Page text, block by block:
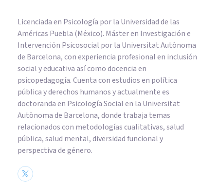
Licenciada en Psicología por la Universidad de las
Américas Puebla (México). Máster en Investigación e
Intervención Psicosocial por la Universitat Autònoma
de Barcelona, con experiencia profesional en inclusión
social y educativa así como docencia en
psicopedagogía. Cuenta con estudios en política
pública y derechos humanos y actualmente es
doctoranda en Psicología Social en la Universitat
Autònoma de Barcelona, donde trabaja temas
relacionados con metodologías cualitativas, salud
pública, salud mental, diversidad funcional y
perspectiva de género.